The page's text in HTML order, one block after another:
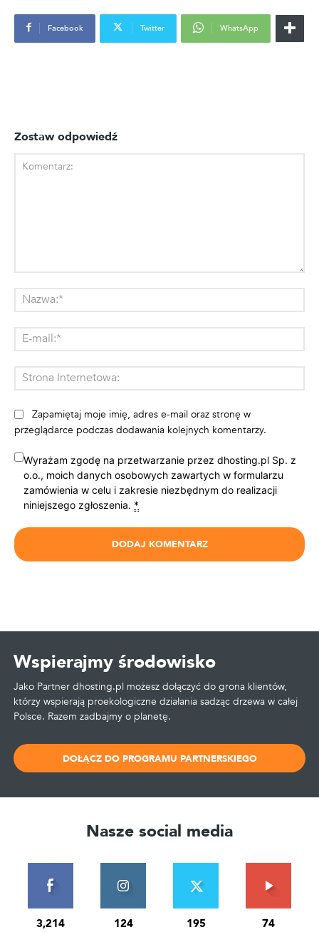
Facebook Twitter WhatsApp
Zostaw odpowiedź
Zapamiętaj moje imię, adres e-mail oraz stronę w
przeglądarce podczas dodawania kolejnych komentarzy.
Wyrażam zgodę na przetwarzanie przez dhosting.pl Sp. z
o.o., moich danych osobowych zawartych w formularzu
zamówienia w celu i zakresie niezbędnym do realizacji
niniejszego zgłoszenia. *
Wspierajmy środowisko
Jako Partner dhosting.pl możesz dołączyć do grona klientów,
którzy wspierają proekologiczne działania sadząc drzewa w całej
Polsce. Razem zadbajmy o planetę.
DOŁĄCZ DO PROGRAMU PARTNERSKIEGO
Nasze social media
3,214 124 195 74